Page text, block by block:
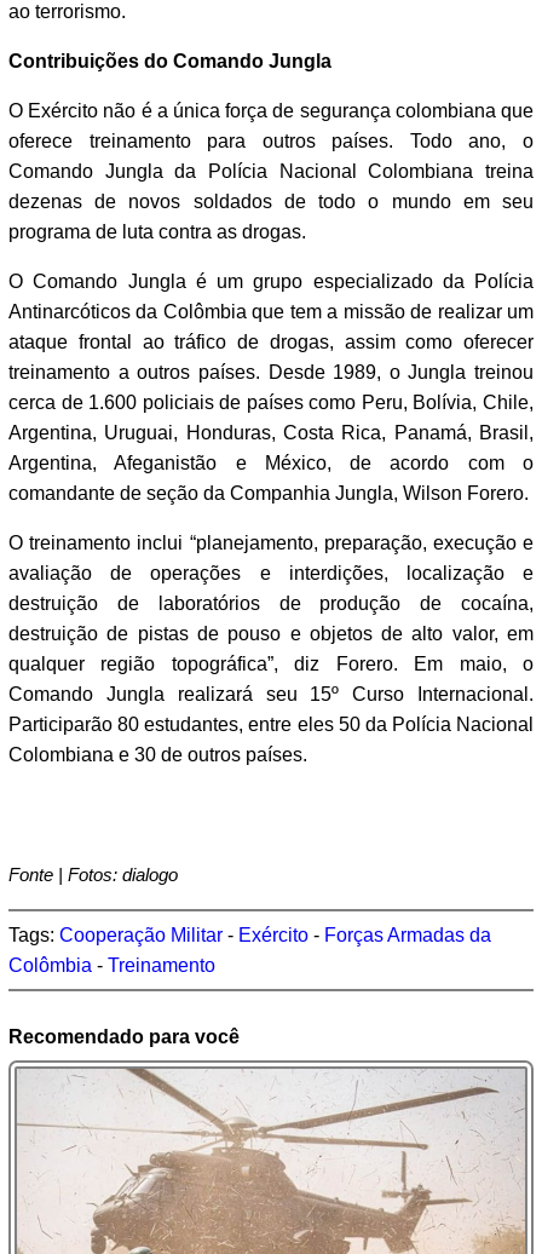
ao terrorismo.
Contribuições do Comando Jungla
O Exército não é a única força de segurança colombiana que
oferece treinamento para outros países. Todo ano, o
Comando Jungla da Polícia Nacional Colombiana treina
dezenas de novos soldados de todo o mundo em seu
programa de luta contra as drogas.
O Comando Jungla é um grupo especializado da Polícia
Antinarcóticos da Colômbia que tem a missão de realizar um
ataque frontal ao tráfico de drogas, assim como oferecer
treinamento a outros países. Desde 1989, o Jungla treinou
cerca de 1.600 policiais de países como Peru, Bolívia, Chile,
Argentina, Uruguai, Honduras, Costa Rica, Panamá, Brasil,
Argentina, Afeganistão e México, de acordo com o
comandante de seção da Companhia Jungla, Wilson Forero.
O treinamento inclui “planejamento, preparação, execução e
avaliação de operações e interdições, localização e
destruição de laboratórios de produção de cocaína,
destruição de pistas de pouso e objetos de alto valor, em
qualquer região topográfica”, diz Forero. Em maio, o
Comando Jungla realizará seu 15º Curso Internacional.
Participarão 80 estudantes, entre eles 50 da Polícia Nacional
Colombiana e 30 de outros países.
Fonte | Fotos: dialogo
Tags: Cooperação Militar - Exército - Forças Armadas da
Colômbia - Treinamento
Recomendado para você